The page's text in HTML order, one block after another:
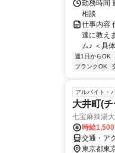
勤務時間
相談
仕事内容
達に教え
ム♪ ＜具
週1日からOK
ブランクOK
アルバイト・
大井町(
七宝麻辣湯
時給
交通・ア
東京都東